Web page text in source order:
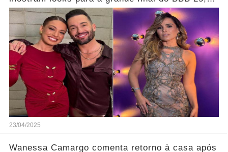
fotos
23/04/2025
Wanessa Camargo comenta retorno à casa após